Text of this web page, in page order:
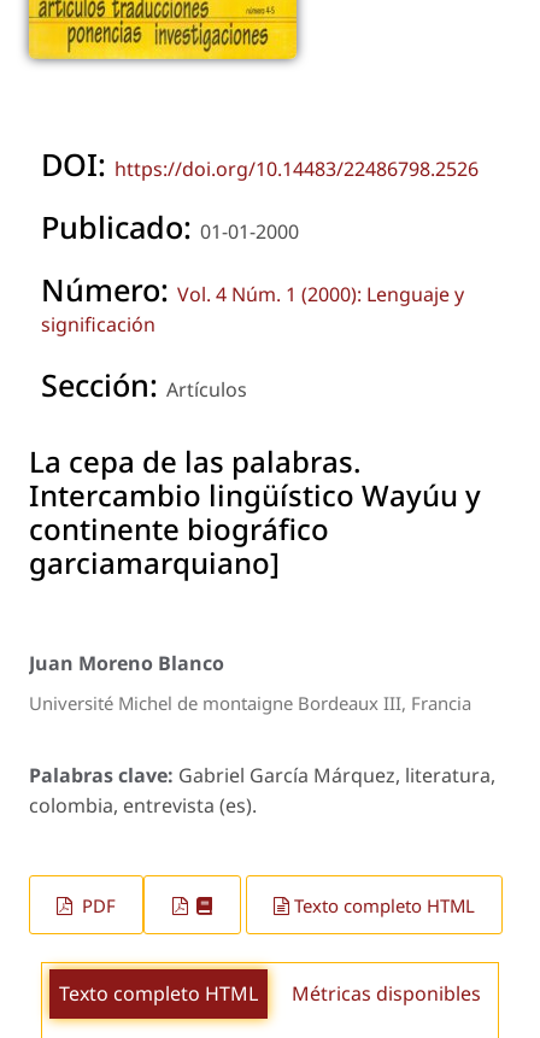
DOI: https://doi.org/10.14483/22486798.2526
Publicado: 01-01-2000
Número: Vol. 4 Núm. 1 (2000): Lenguaje y
significación
Sección: Artículos
La cepa de las palabras.
Intercambio lingüístico Wayúu y
continente biográfico
garciamarquiano]
Juan Moreno Blanco
Université Michel de montaigne Bordeaux III, Francia
Palabras clave: Gabriel García Márquez, literatura,
colombia, entrevista (es).
PDF Texto completo HTML
Texto completo HTML Métricas disponibles